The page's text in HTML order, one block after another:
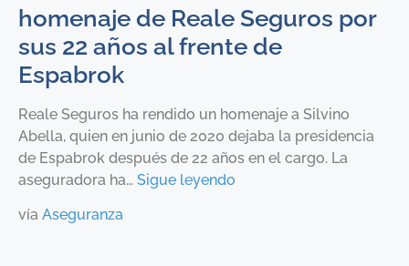
homenaje de Reale Seguros por
sus 22 años al frente de
Espabrok
Reale Seguros ha rendido un homenaje a Silvino
Abella, quien en junio de 2020 dejaba la presidencia
de Espabrok después de 22 años en el cargo. La
aseguradora ha… Sigue leyendo
vía Aseguranza